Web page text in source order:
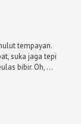
tempayan.
suka jaga tepi
bibir. Oh, ...